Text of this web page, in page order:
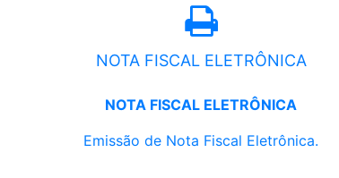
NOTA FISCAL ELETRÔNICA
NOTA FISCAL ELETRÔNICA
Emissão de Nota Fiscal Eletrônica.